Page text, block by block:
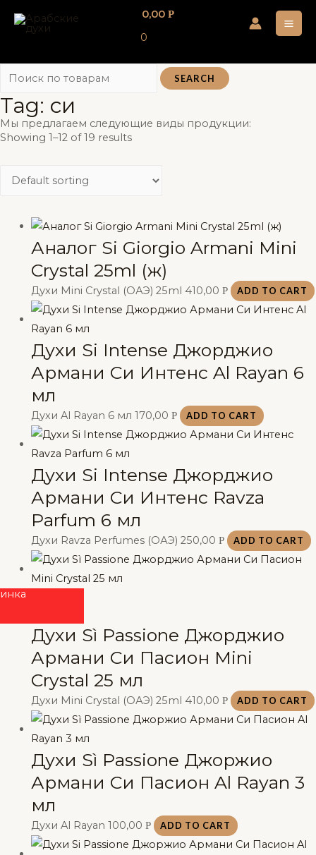
0,00 Р
0
SEARCH
Tag: си
Мы предлагаем следующие виды продукции:
Showing 1–12 of 19 results
Аналог Si Giorgio Armani Mini
Crystal 25ml (ж)
Духи Mini Crystal (ОАЭ) 25ml 410,00 Р ADD TO CART
Духи Si Intense Джорджио
Армани Си Интенс Al Rayan 6
мл
Духи Al Rayan 6 мл 170,00 Р ADD TO CART
Духи Si Intense Джорджио
Армани Си Интенс Ravza
Parfum 6 мл
Духи Ravza Perfumes (ОАЭ) 250,00 Р ADD TO CART
Духи Sì Passione Джорджио
Армани Си Пасион Mini
Crystal 25 мл
Духи Mini Crystal (ОАЭ) 25ml 410,00 Р ADD TO CART
Духи Sì Passione Джоржио
Армани Си Пасион Al Rayan 3
мл
Духи Al Rayan 100,00 Р ADD TO CART